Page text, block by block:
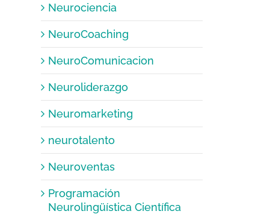
Neurociencia
NeuroCoaching
NeuroComunicacion
Neuroliderazgo
Neuromarketing
neurotalento
Neuroventas
Programación
Neurolingüística Científica